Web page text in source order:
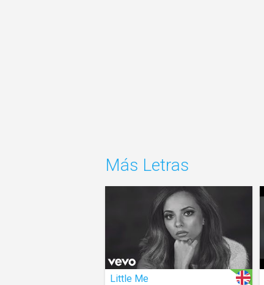
Más Letras
Little Me